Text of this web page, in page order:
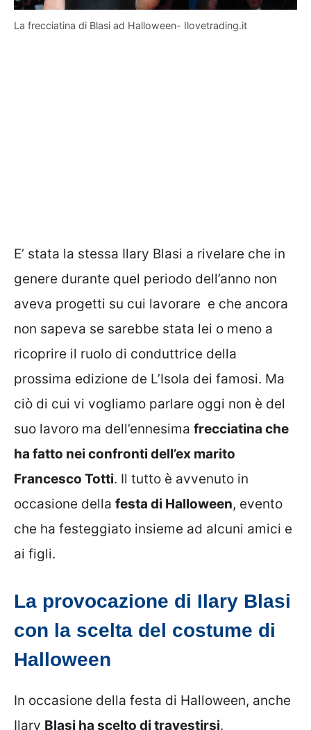
La frecciatina di Blasi ad Halloween- Ilovetrading.it
E’ stata la stessa Ilary Blasi a rivelare che in
genere durante quel periodo dell’anno non
aveva progetti su cui lavorare e che ancora
non sapeva se sarebbe stata lei o meno a
ricoprire il ruolo di conduttrice della
prossima edizione de L’Isola dei famosi. Ma
ciò di cui vi vogliamo parlare oggi non è del
suo lavoro ma dell’ennesima frecciatina che
ha fatto nei confronti dell’ex marito
Francesco Totti. Il tutto è avvenuto in
occasione della festa di Halloween, evento
che ha festeggiato insieme ad alcuni amici e
ai figli.
La provocazione di Ilary Blasi
con la scelta del costume di
Halloween
In occasione della festa di Halloween, anche
Ilary Blasi ha scelto di travestirsi.